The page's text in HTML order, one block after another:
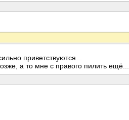
приветствуются...
а то мне с правого пилить ещё...